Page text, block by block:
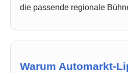
die passende regionale
Warum Automarkt-